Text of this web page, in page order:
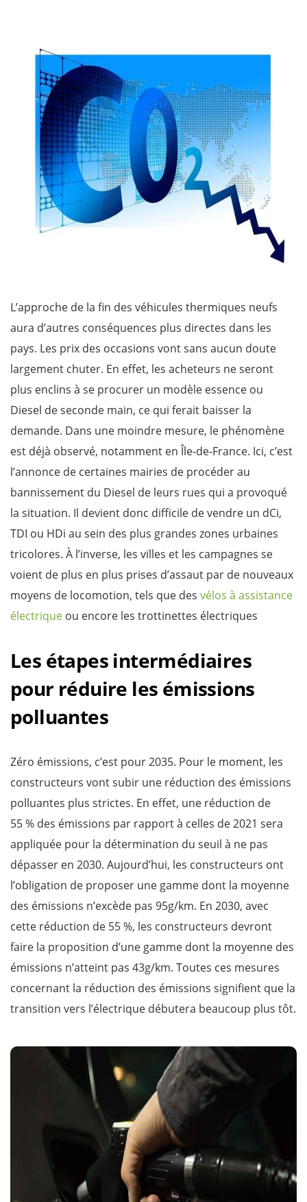
L’approche de la fin des véhicules thermiques neufs
aura d’autres conséquences plus directes dans les
pays. Les prix des occasions vont sans aucun doute
largement chuter. En effet, les acheteurs ne seront
plus enclins à se procurer un modèle essence ou
Diesel de seconde main, ce qui ferait baisser la
demande. Dans une moindre mesure, le phénomène
est déjà observé, notamment en Île-de-France. Ici, c’est
l’annonce de certaines mairies de procéder au
bannissement du Diesel de leurs rues qui a provoqué
la situation. Il devient donc difficile de vendre un dCi,
TDI ou HDi au sein des plus grandes zones urbaines
tricolores. À l’inverse, les villes et les campagnes se
voient de plus en plus prises d’assaut par de nouveaux
moyens de locomotion, tels que des vélos à assistance
électrique ou encore les trottinettes électriques
Les étapes intermédiaires
pour réduire les émissions
polluantes
Zéro émissions, c’est pour 2035. Pour le moment, les
constructeurs vont subir une réduction des émissions
polluantes plus strictes. En effet, une réduction de
55 % des émissions par rapport à celles de 2021 sera
appliquée pour la détermination du seuil à ne pas
dépasser en 2030. Aujourd’hui, les constructeurs ont
l’obligation de proposer une gamme dont la moyenne
des émissions n’excède pas 95g/km. En 2030, avec
cette réduction de 55 %, les constructeurs devront
faire la proposition d’une gamme dont la moyenne des
émissions n’atteint pas 43g/km. Toutes ces mesures
concernant la réduction des émissions signifient que la
transition vers l’électrique débutera beaucoup plus tôt.